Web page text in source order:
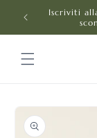
direttamente
Iscriviti
Passa alle
informazioni
sul prodotto